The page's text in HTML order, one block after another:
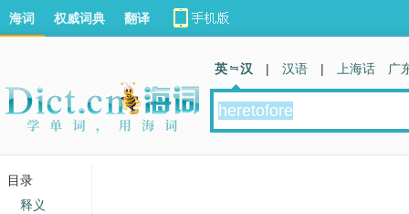
海词 权威词典 翻译
英 汉 | 汉语 | 上海话 广
目录
释义